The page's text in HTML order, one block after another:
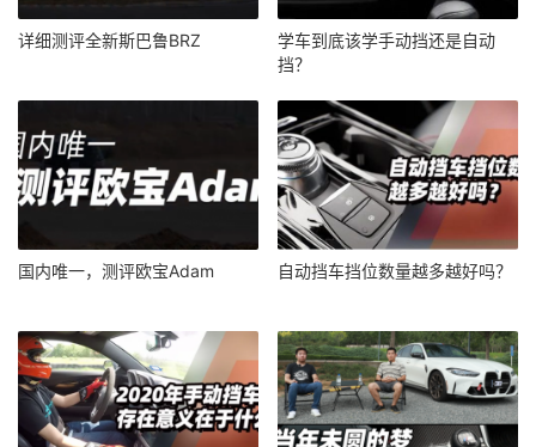
详细测评全新斯巴鲁BRZ
学车到底该学手动挡还是自动
挡？
国内唯一，测评欧宝Adam 自动挡车挡位数量越多越好吗？